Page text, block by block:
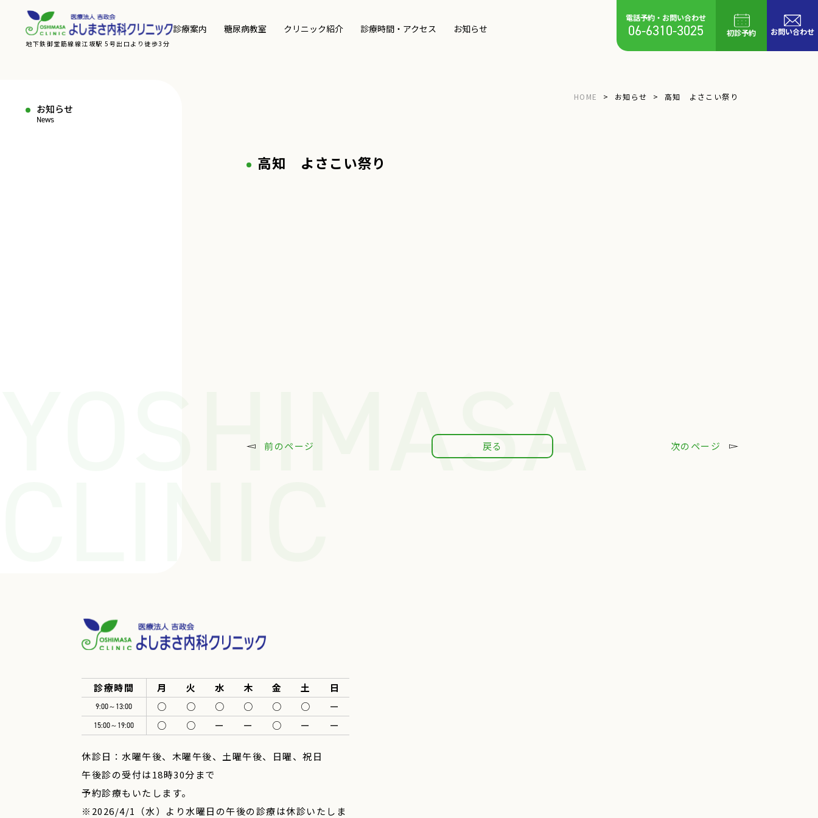
地下鉄御堂筋線線江坂駅 5号出口より徒歩3分
診療案内 糖尿病教室 クリニック紹介 診療時間・アクセス お知らせ
電話予約・お問い合わせ
06-6310-3025 初診予約 お問い合わせ
お知らせ
News
YOSHIMASA
HOME お知らせ 高知 よさこい祭り
高知 よさこい祭り
前のページ 戻る 次のページ
診療時間 月 火 水 木 金 土 日
9:00～13:00 ○ ○ ○ ○ ○ ○ ー
15:00～19:00 ○ ○ ー ー ○ ー ー
休診日：水曜午後、木曜午後、土曜午後、日曜、祝日
午後診の受付は18時30分まで
予約診療もいたします。
※2026/4/1（水）より水曜日の午後の診療は休診いたしま